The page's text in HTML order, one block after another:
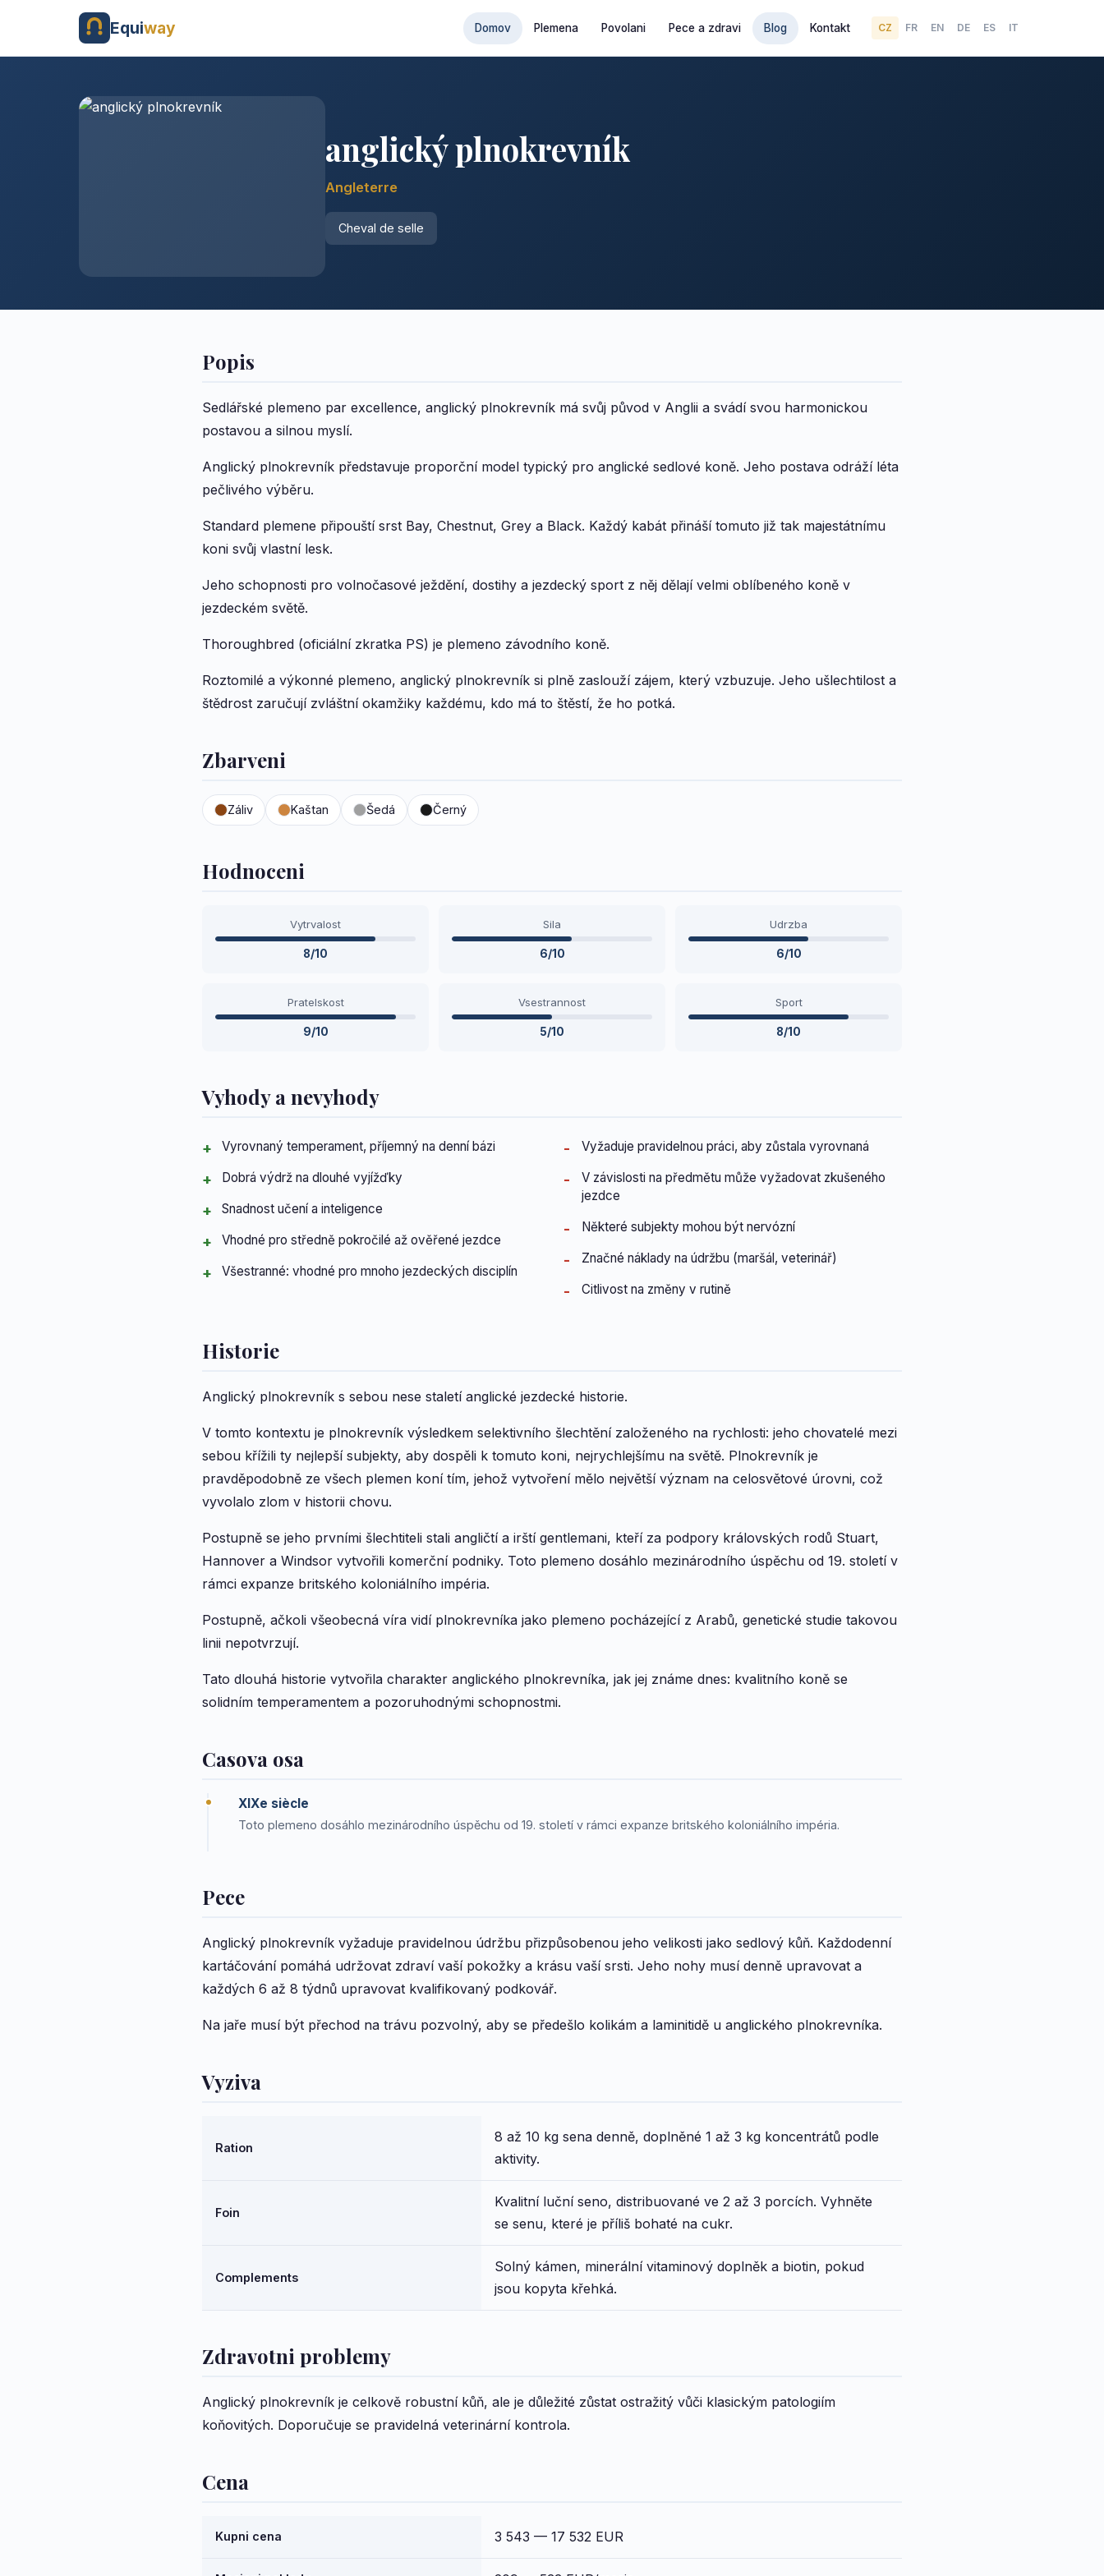
Equiway Domov Plemena Povolani Pece a zdravi Blog Kontakt CZ FR EN DE ES IT
anglický plnokrevník
Angleterre
Cheval de selle
Popis
Sedlářské plemeno par excellence, anglický plnokrevník má svůj původ v Anglii a svádí svou harmonickou
postavou a silnou myslí.
Anglický plnokrevník představuje proporční model typický pro anglické sedlové koně. Jeho postava odráží léta
pečlivého výběru.
Standard plemene připouští srst Bay, Chestnut, Grey a Black. Každý kabát přináší tomuto již tak majestátnímu
koni svůj vlastní lesk.
Jeho schopnosti pro volnočasové ježdění, dostihy a jezdecký sport z něj dělají velmi oblíbeného koně v
jezdeckém světě.
Thoroughbred (oficiální zkratka PS) je plemeno závodního koně.
Roztomilé a výkonné plemeno, anglický plnokrevník si plně zaslouží zájem, který vzbuzuje. Jeho ušlechtilost a
štědrost zaručují zvláštní okamžiky každému, kdo má to štěstí, že ho potká.
Zbarveni
Záliv Kaštan Šedá Černý
Hodnoceni
Vytrvalost
8/10
Sila
6/10
Udrzba
6/10
Pratelskost
9/10
Vsestrannost
5/10
Sport
8/10
Vyhody a nevyhody
Vyrovnaný temperament, příjemný na denní bázi
Dobrá výdrž na dlouhé vyjížďky
Snadnost učení a inteligence
Vhodné pro středně pokročilé až ověřené jezdce
Všestranné: vhodné pro mnoho jezdeckých disciplín
Vyžaduje pravidelnou práci, aby zůstala vyrovnaná
V závislosti na předmětu může vyžadovat zkušeného
jezdce
Některé subjekty mohou být nervózní
Značné náklady na údržbu (maršál, veterinář)
Citlivost na změny v rutině
Historie
Anglický plnokrevník s sebou nese staletí anglické jezdecké historie.
V tomto kontextu je plnokrevník výsledkem selektivního šlechtění založeného na rychlosti: jeho chovatelé mezi
sebou křížili ty nejlepší subjekty, aby dospěli k tomuto koni, nejrychlejšímu na světě. Plnokrevník je
pravděpodobně ze všech plemen koní tím, jehož vytvoření mělo největší význam na celosvětové úrovni, což
vyvolalo zlom v historii chovu.
Postupně se jeho prvními šlechtiteli stali angličtí a irští gentlemani, kteří za podpory královských rodů Stuart,
Hannover a Windsor vytvořili komerční podniky. Toto plemeno dosáhlo mezinárodního úspěchu od 19. století v
rámci expanze britského koloniálního impéria.
Postupně, ačkoli všeobecná víra vidí plnokrevníka jako plemeno pocházející z Arabů, genetické studie takovou
linii nepotvrzují.
Tato dlouhá historie vytvořila charakter anglického plnokrevníka, jak jej známe dnes: kvalitního koně se
solidním temperamentem a pozoruhodnými schopnostmi.
Casova osa
XIXe siècle
Toto plemeno dosáhlo mezinárodního úspěchu od 19. století v rámci expanze britského koloniálního impéria.
Pece
Anglický plnokrevník vyžaduje pravidelnou údržbu přizpůsobenou jeho velikosti jako sedlový kůň. Každodenní
kartáčování pomáhá udržovat zdraví vaší pokožky a krásu vaší srsti. Jeho nohy musí denně upravovat a
každých 6 až 8 týdnů upravovat kvalifikovaný podkovář.
Na jaře musí být přechod na trávu pozvolný, aby se předešlo kolikám a laminitidě u anglického plnokrevníka.
Vyziva
Ration
8 až 10 kg sena denně, doplněné 1 až 3 kg koncentrátů podle
aktivity.
Foin
Kvalitní luční seno, distribuované ve 2 až 3 porcích. Vyhněte
se senu, které je příliš bohaté na cukr.
Complements
Solný kámen, minerální vitaminový doplněk a biotin, pokud
jsou kopyta křehká.
Zdravotni problemy
Anglický plnokrevník je celkově robustní kůň, ale je důležité zůstat ostražitý vůči klasickým patologiím
koňovitých. Doporučuje se pravidelná veterinární kontrola.
Cena
Kupni cena 3 543 — 17 532 EUR